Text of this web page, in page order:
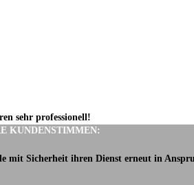
KUNDENSTIMMEN:
sehr professionell!
mit Sicherheit ihren Dienst erneut in